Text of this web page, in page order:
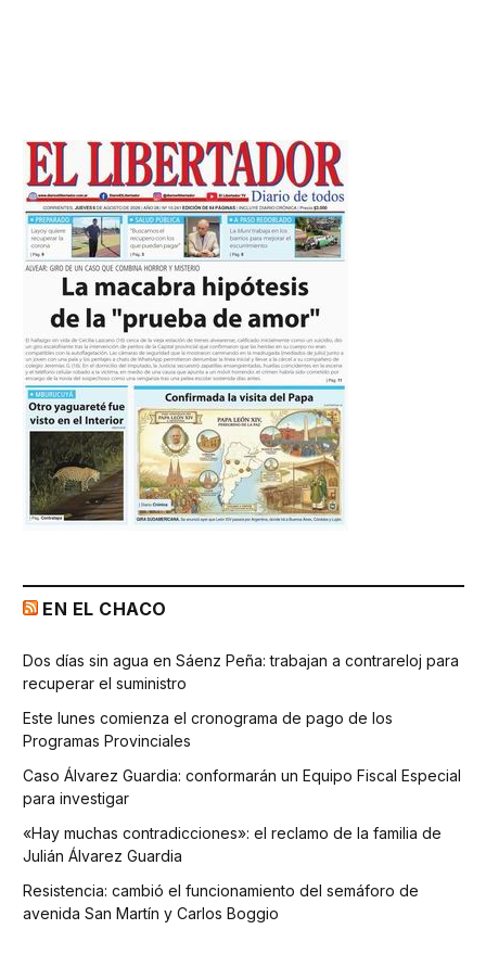
EN EL CHACO
Dos días sin agua en Sáenz Peña: trabajan a contrareloj para
recuperar el suministro
Este lunes comienza el cronograma de pago de los
Programas Provinciales
Caso Álvarez Guardia: conformarán un Equipo Fiscal Especial
para investigar
«Hay muchas contradicciones»: el reclamo de la familia de
Julián Álvarez Guardia
Resistencia: cambió el funcionamiento del semáforo de
avenida San Martín y Carlos Boggio